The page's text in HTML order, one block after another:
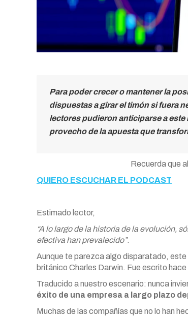
Para poder crecer o mantener la
dispuestas a girar el timón si fuera
lectores pudieron anticiparse a
provecho de la apuesta que
Recuerda que
QUIERO ESCUCHAR EL PODCAST
Estimado lector,
“A lo largo de la historia de la evolución,
efectiva han prevalecido”.
Aunque te parezca algo disparatado,
británico Charles Darwin. Fue escrito
Traducido a nuestro escenario: nunca
éxito de una empresa a largo plazo
Muchas de las compañías que no lo han